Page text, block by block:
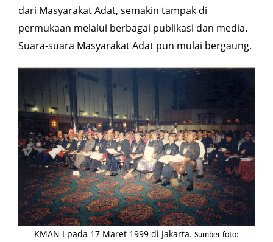
dari Masyarakat Adat, semakin tampak di
permukaan melalui berbagai publikasi dan media.
Suara-suara Masyarakat Adat pun mulai bergaung.
KMAN I pada 17 Maret 1999 di Jakarta. Sumber foto: